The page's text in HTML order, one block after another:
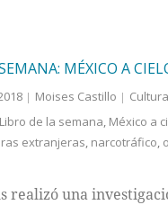
MÉXICO A
Moises Castillo Cultura
Libro de la semana, México a
extranjeras, narcotráfico,
realizó una